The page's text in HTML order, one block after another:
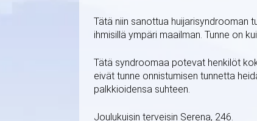
Tätä niin sanottua huijarisyndrooman
ihmisillä ympäri maailman. Tunne on
Tätä syndroomaa potevat henkilöt
eivät tunne onnistumisen tunnetta
palkkioidensa suhteen.
Joulukuisin terveisin Serena, 246.